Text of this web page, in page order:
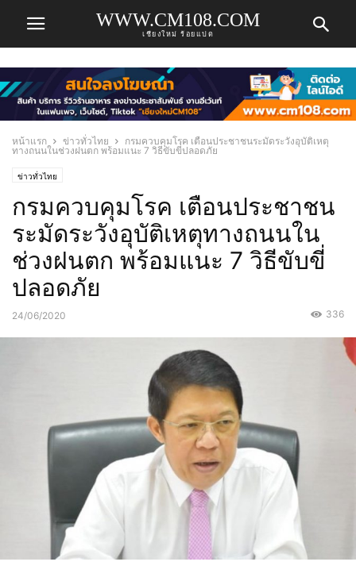
WWW.CM108.COM
เชียงใหม่ ร้อยแปด
หน้าแรก ข่าวทั่วไทย
กรมควบคุมโรค เตือนประชาชนระมัดระวังอุบัติเหตุ
ทางถนนในช่วงฝนตก พร้อมแนะ 7 วิธีขับขี่ปลอดภัย
ข่าวทั่วไทย
กรมควบคุมโรค เตือนประชาชน
ระมัดระวังอุบัติเหตุทางถนนใน
ช่วงฝนตก พร้อมแนะ 7 วิธีขับขี่
ปลอดภัย
24/06/2020 336